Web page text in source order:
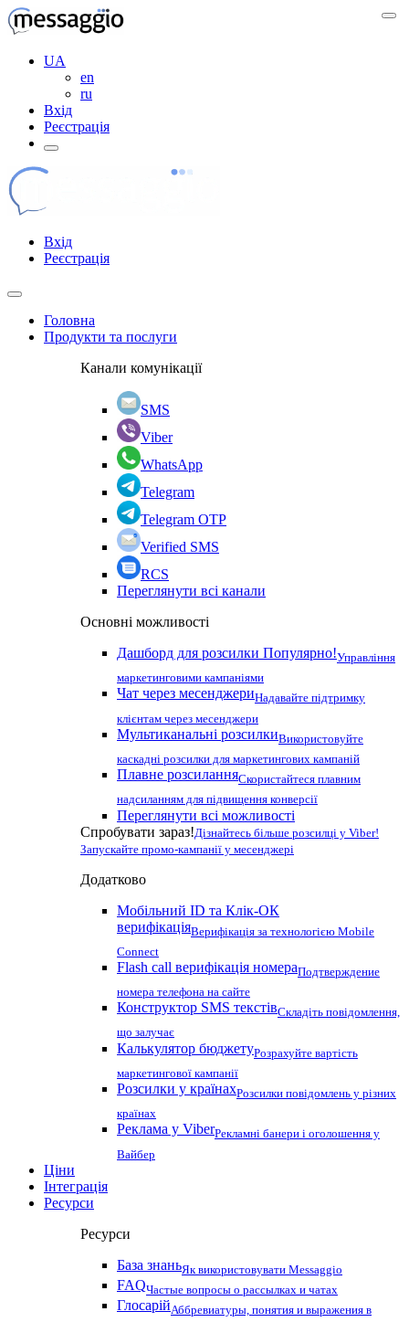
UA
en
ru
Вхід
Реєстрація
Вхід
Реєстрація
Головна
Продукти та послуги
Канали комунікації
SMS
Viber
WhatsApp
Telegram
Telegram OTP
Verified SMS
RCS
Переглянути всі канали
Основні можливості
Дашборд для розсилки Популярно!Управління
маркетинговими кампаніями
Чат через месенджериНадавайте підтримку
клієнтам через месенджери
Мультиканальні розсилкиВикористовуйте
каскадні розсилки для маркетингових кампаній
Плавне розсиланняСкористайтеся плавним
надсиланням для підвищення конверсії
Переглянути всі можливості
Спробувати зараз!Дізнайтесь більше розсилці у Viber!
Запускайте промо-кампанії у месенджері
Додатково
Мобільний ID та Клік-ОК
верифікаціяВерифікація за технологією Mobile
Connect
Flash call верифікація номераПодтверждение
номера телефона на сайте
Конструктор SMS текстівСкладіть повідомлення,
що залучає
Калькулятор бюджетуРозрахуйте вартість
маркетингової кампанії
Розсилки у країнахРозсилки повідомлень у різних
країнах
Реклама у ViberРекламні банери і оголошення у
Вайбер
Ціни
Інтеграція
Ресурси
Ресурси
База знаньЯк використовувати Messaggio
FAQЧастые вопросы о рассылках и чатах
ГлосарійАббревиатуры, понятия и выражения в